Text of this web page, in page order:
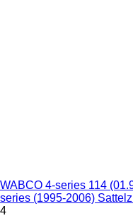
WABCO 4-series 114
series (1995-2006)
4